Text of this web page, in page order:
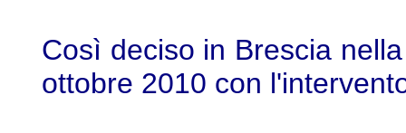
Così deciso in Brescia
ottobre 2010 con